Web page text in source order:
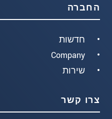
החברה
חדשות
Company
שירות
צרו קשר